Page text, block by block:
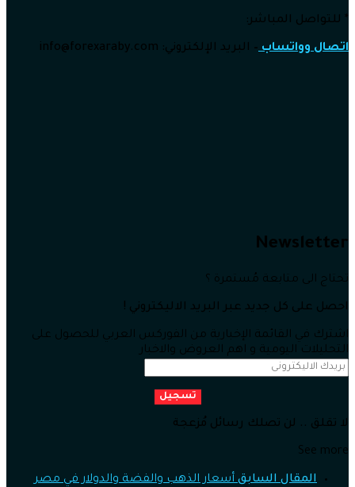
* للتواصل المباشر:
اتصال وواتساب– البريد الإلكتروني: info @forexaraby.com
Newsletter
تحتاج الى متابعة مُستمرة ؟
احصل على كل جديد عبر البريد الاليكتروني !
اشترك في القائمة الإخبارية من الفوركس العربي للحصول على
التحليلات اليومية و اهم العروض والاخبار
تسجيل
لا تقلق .. لن تصلك رسائل مُزعجة
See more
المقال السابق أسعار الذهب والفضة والدولار في مصر